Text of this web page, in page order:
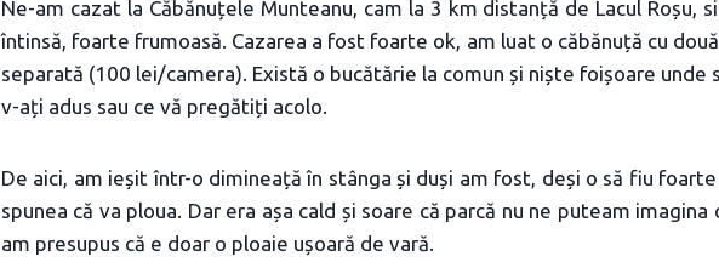
Ne-am cazat la Căbănuțele Munteanu, cam la 3 km distanță de Lacul Roșu,
întinsă, foarte frumoasă. Cazarea a fost foarte ok, am luat o căbănuță cu
separată (100 lei/camera). Există o bucătărie la comun și niște foișoare unde
v-ați adus sau ce vă pregătiți acolo.
De aici, am ieșit într-o dimineață în stânga și duși am fost, deși o să fiu
spunea că va ploua. Dar era așa cald și soare că parcă nu ne puteam imagina
am presupus că e doar o ploaie ușoară de vară.